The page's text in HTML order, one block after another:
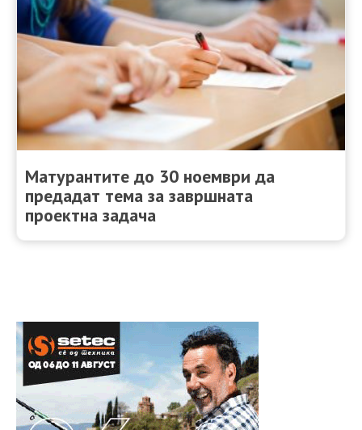
Матурантите до 30 ноември да
предадат тема за завршната
проектна задача